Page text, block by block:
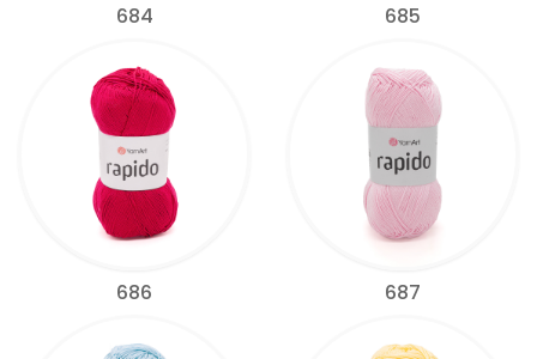
684 685
686 687